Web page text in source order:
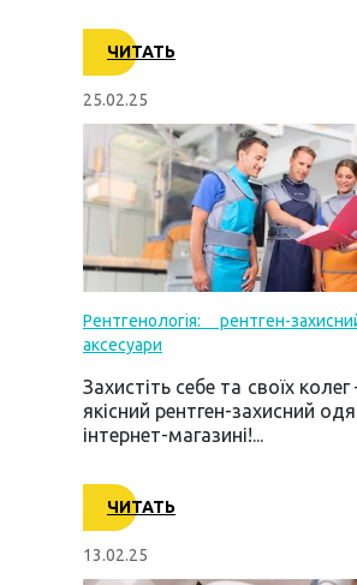
ЧИТАТЬ
25.02.25
Рентгенологія: рентген-
аксесуари
Захистіть себе та своїх
якісний рентген-захисний
інтернет-магазині!...
ЧИТАТЬ
13.02.25